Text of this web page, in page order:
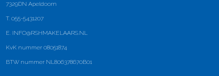
7329DN Apeldoorn
T. 055-5431207
E. INFO@RSHMAKELAARS.NL
KvK nummer 08051874
BTW nummer NL806378670B01